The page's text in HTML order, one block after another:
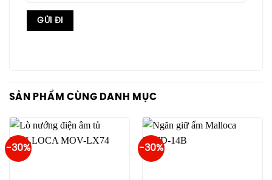
SẢN PHẨM CÙNG DANH MỤC
-30% -30%